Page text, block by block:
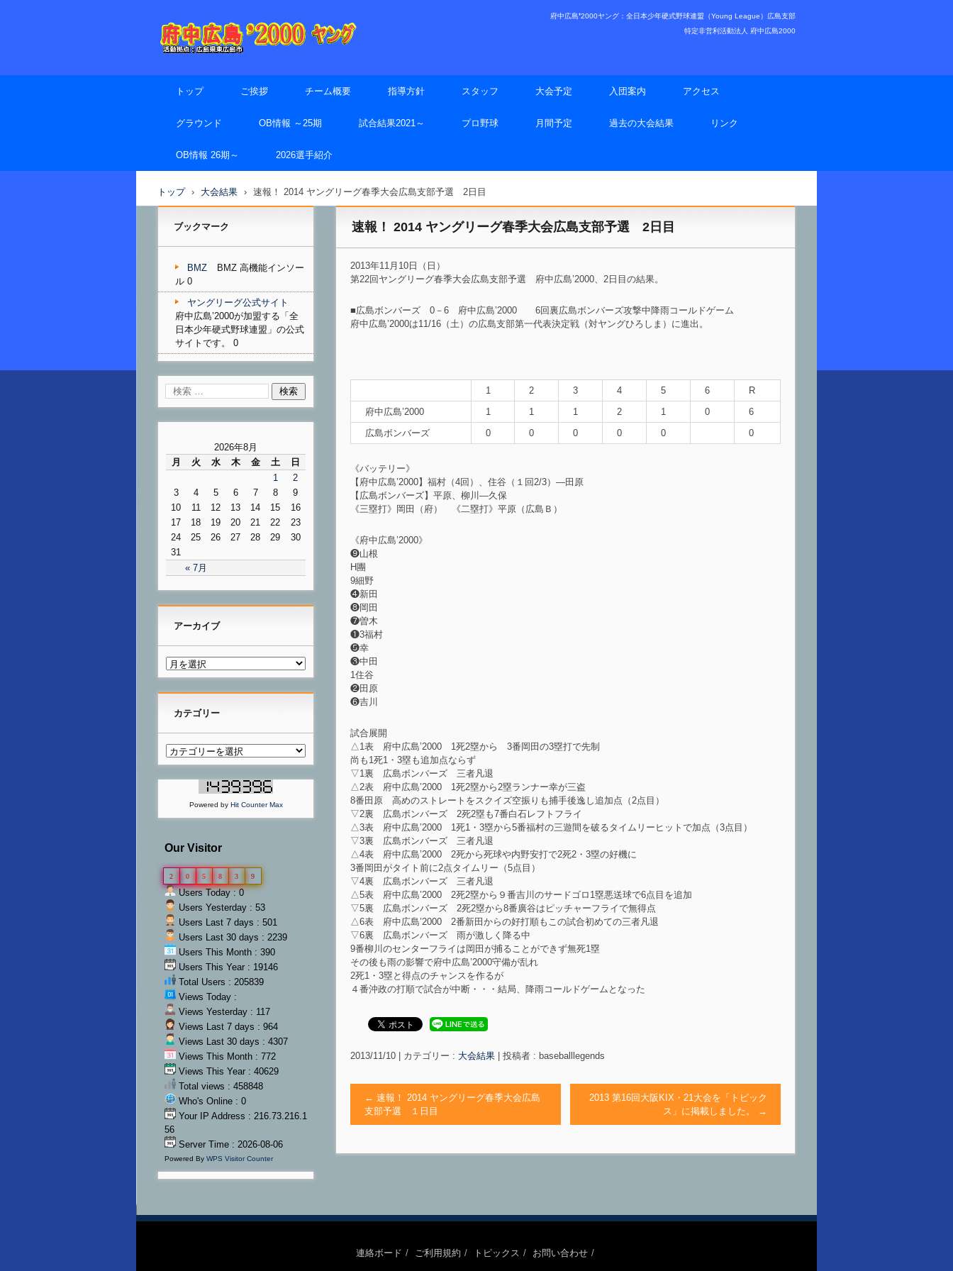
府中広島❜2000ヤング：全日本少年硬式野球連盟（Young League）広島支部
特定非営利活動法人 府中広島2000
トップ ご挨拶 チーム概要 指導方針 スタッフ 大会予定 入団案内 アクセス
グラウンド OB情報 ～25期 試合結果2021～ プロ野球 月間予定 過去の大会結果 リンク
OB情報 26期～ 2026選手紹介
トップ › 大会結果 › 速報！ 2014 ヤングリーグ春季大会広島支部予選 2日目
速報！ 2014 ヤングリーグ春季大会広島支部予選 2日目
2013年11月10日（日）
第22回ヤングリーグ春季大会広島支部予選 府中広島’2000、2日目の結果。
■広島ボンバーズ 0－6 府中広島’2000 6回裏広島ボンバーズ攻撃中降雨コールドゲーム
府中広島’2000は11/16（土）の広島支部第一代表決定戦（対ヤングひろしま）に進出。
1 2 3 4 5 6
R
府中広島’2000
1 1 1 2 1 0
6
広島ボンバーズ
0 0 0 0 0 0
《バッテリー》
【府中広島’2000】福村（4回）、住谷（１回2/3）―田原
【広島ボンバーズ】平原、柳川―久保
《三塁打》岡田（府） 《二塁打》平原（広島Ｂ）
《府中広島’2000》
❾山根
H團
9細野
❹新田
❽岡田
❼曽木
❶3福村
❺幸
❸中田
1住谷
❷田原
❻吉川
試合展開
△1表 府中広島’2000 1死2塁から 3番岡田の3塁打で先制
尚も1死1・3塁も追加点ならず
▽1裏 広島ボンバーズ 三者凡退
△2表 府中広島’2000 1死2塁から2塁ランナー幸が三盗
8番田原 高めのストレートをスクイズ空振りも捕手後逸し追加点（2点目）
▽2裏 広島ボンバーズ 2死2塁も7番白石レフトフライ
△3表 府中広島’2000 1死1・3塁から5番福村の三遊間を破るタイムリーヒットで加点（3点目）
▽3裏 広島ボンバーズ 三者凡退
△4表 府中広島’2000 2死から死球や内野安打で2死2・3塁の好機に
3番岡田がタイト前に2点タイムリー（5点目）
▽4裏 広島ボンバーズ 三者凡退
△5表 府中広島’2000 2死2塁から９番吉川のサードゴロ1塁悪送球で6点目を追加
▽5裏 広島ボンバーズ 2死2塁から8番廣谷はピッチャーフライで無得点
△6表 府中広島’2000 2番新田からの好打順もこの試合初めての三者凡退
▽6裏 広島ボンバーズ 雨が激しく降る中
9番柳川のセンターフライは岡田が捕ることができず無死1塁
その後も雨の影響で府中広島’2000守備が乱れ
2死1・3塁と得点のチャンスを作るが
４番沖政の打順で試合が中断・・・結局、降雨コールドゲームとなった
2013/11/10 カテゴリー : 大会結果 投稿者 : baseballlegends
← 速報！ 2014 ヤングリーグ春季大会広島
支部予選 １日目
2013 第16回大阪KIX・21大会を「トピック
ス」に掲載しました。
→
ブックマーク
BMZ
BMZ 高機能インソー
ル 0
ヤングリーグ公式サイト
府中広島’2000が加盟する「全
日本少年硬式野球連盟」の公式
サイトです。 0
2026年8月
月
火 水 木 金 土 日
« 7月
1
2
3
4 5 6 7 8
9
10
11 12 13 14 15
16
17
18 19 20 21 22
23
24
25 26 27 28 29
30
31
アーカイブ
カテゴリー
Powered by Hit Counter Max
Our Visitor
2 0 5 8 3 9
Users Today : 0
Users Yesterday : 53
Users Last 7 days : 501
Users Last 30 days : 2239
Users This Month : 390
Users This Year : 19146
Total Users : 205839
Views Today :
Views Yesterday : 117
Views Last 7 days : 964
Views Last 30 days : 4307
Views This Month : 772
Views This Year : 40629
Total views : 458848
Who's Online : 0
Your IP Address : 216.73.216.1
56
Server Time : 2026-08-06
Powered By WPS Visitor Counter
連絡ボード ご利用規約 トピックス お問い合わせ